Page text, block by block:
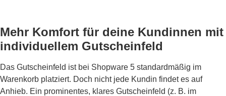
Mehr Komfort für deine Kundinnen mit
individuellem Gutscheinfeld
Das Gutscheinfeld ist bei Shopware 5 standardmäßig im
Warenkorb platziert. Doch nicht jede Kundin findet es auf
Anhieb. Ein prominentes, klares Gutscheinfeld (z. B. im